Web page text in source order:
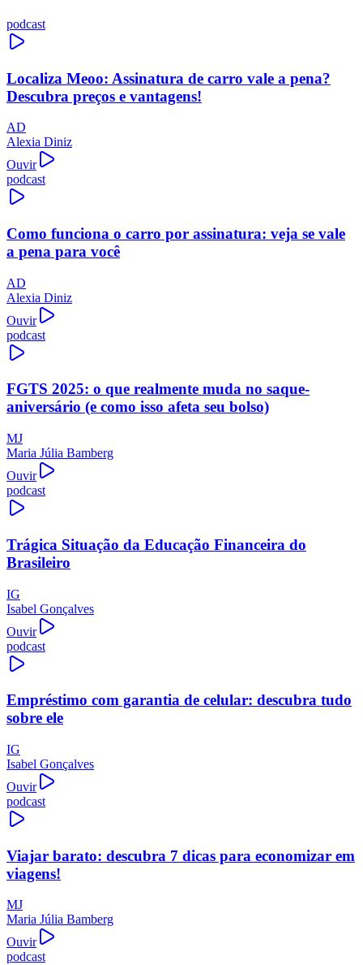
podcast
Localiza Meoo: Assinatura de carro vale a pena?
Descubra preços e vantagens!
AD
Alexia Diniz
Ouvir
podcast
Como funciona o carro por assinatura: veja se vale
a pena para você
AD
Alexia Diniz
Ouvir
podcast
FGTS 2025: o que realmente muda no saque-
aniversário (e como isso afeta seu bolso)
MJ
Maria Júlia Bamberg
Ouvir
podcast
Trágica Situação da Educação Financeira do
Brasileiro
IG
Isabel Gonçalves
Ouvir
podcast
Empréstimo com garantia de celular: descubra tudo
sobre ele
IG
Isabel Gonçalves
Ouvir
podcast
Viajar barato: descubra 7 dicas para economizar em
viagens!
MJ
Maria Júlia Bamberg
Ouvir
podcast